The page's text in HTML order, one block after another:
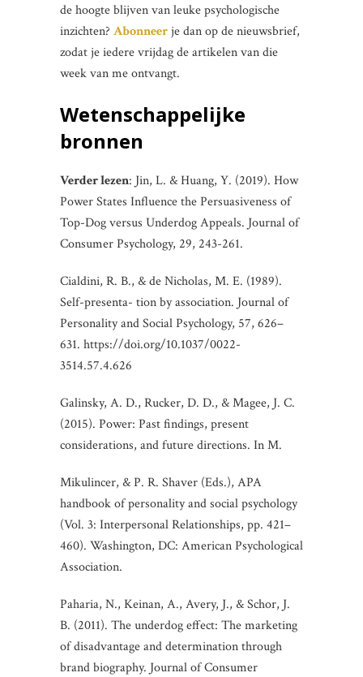
de hoogte blijven van leuke psychologische
inzichten? Abonneerje dan op de nieuwsbrief,
zodat je iedere vrijdag de artikelen van die
week van me ontvangt.
Wetenschappelijke
bronnen
Verder lezen: Jin, L. & Huang, Y. (2019). How
Power States Influence the Persuasiveness of
Top-Dog versus Underdog Appeals. Journal of
Consumer Psychology, 29, 243-261.
Cialdini, R. B., & de Nicholas, M. E. (1989).
Self-presenta- tion by association. Journal of
Personality and Social Psychology, 57, 626–
631. https://doi.org/10.1037/0022-
3514.57.4.626
Galinsky, A. D., Rucker, D. D., & Magee, J. C.
(2015). Power: Past findings, present
considerations, and future directions. In M.
Mikulincer, & P. R. Shaver (Eds.), APA
handbook of personality and social psychology
(Vol. 3: Interpersonal Relationships, pp. 421–
460). Washington, DC: American Psychological
Association.
Paharia, N., Keinan, A., Avery, J., & Schor, J.
B. (2011). The underdog effect: The marketing
of disadvantage and determination through
brand biography. Journal of Consumer